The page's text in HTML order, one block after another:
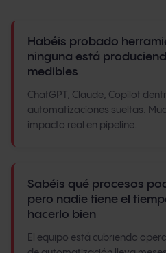
Habéis probado
ninguna está
medibles
ChatGPT, Claude, Copilot
automatizaciones sueltas.
impacto real en pipeline.
Sabéis qué procesos
pero nadie tiene el
hacerlo bien
El equipo está cubriendo